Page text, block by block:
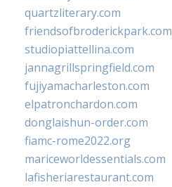
quartzliterary.com
friendsofbroderickpark.com
studiopiattellina.com
jannagrillspringfield.com
fujiyamacharleston.com
elpatronchardon.com
donglaishun-order.com
fiamc-rome2022.org
mariceworldessentials.com
lafisheriarestaurant.com